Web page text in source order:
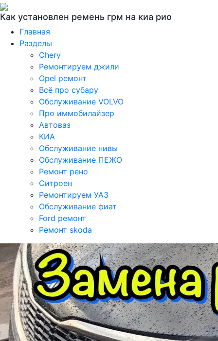
Как установлен ремень грм на киа рио
Главная
Разделы
Chery
Ремонтируем джили
Opel ремонт
Всё про субару
Обслуживание VOLVO
Про иммобилайзер
Автоваз
КИА
Обслуживание нивы
Обслуживание ПЕЖО
Ремонт рено
Ситроен
Ремонтируем УАЗ
Обслуживание фиат
Ford ремонт
Ремонт skoda